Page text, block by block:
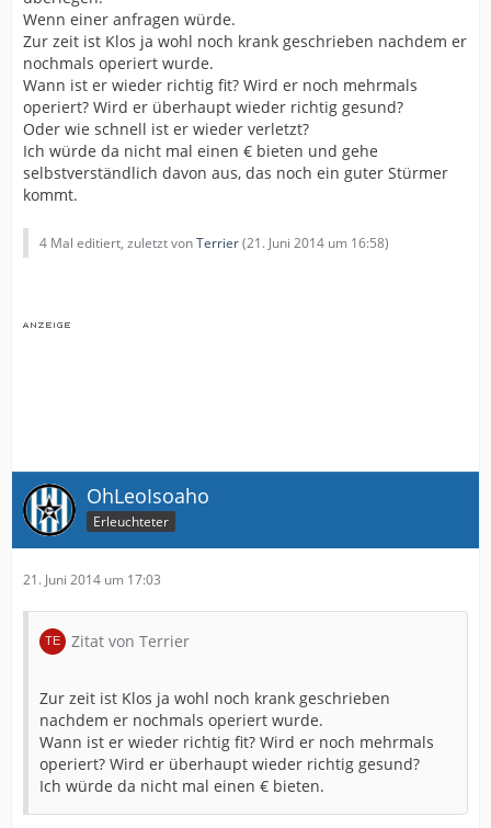
Wenn einer anfragen würde.
Zur zeit ist Klos ja wohl noch krank geschrieben nachdem er
nochmals operiert wurde.
Wann ist er wieder richtig fit? Wird er noch mehrmals
operiert? Wird er überhaupt wieder richtig gesund?
Oder wie schnell ist er wieder verletzt?
Ich würde da nicht mal einen € bieten und gehe
selbstverständlich davon aus, das noch ein guter Stürmer
kommt.
4 Mal editiert, zuletzt vonTerrier(21. Juni 2014 um 16:58)
OhLeoIsoaho
Erleuchteter
21. Juni 2014 um 17:03
Zitat von Terrier
Zur zeit ist Klos ja wohl noch krank geschrieben
nachdem er nochmals operiert wurde.
Wann ist er wieder richtig fit? Wird er noch mehrmals
operiert? Wird er überhaupt wieder richtig gesund?
Ich würde da nicht mal einen € bieten.